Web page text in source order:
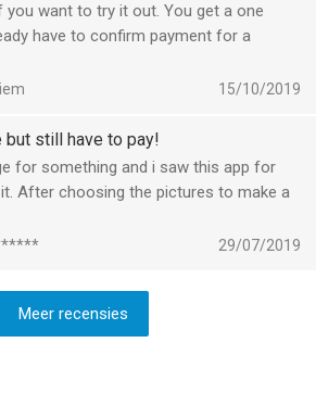
want to try it out. You get a one
have to confirm payment for a
15/10/2019
still have to pay!
for something and i saw this app for
After choosing the pictures to make a
to pay! Ridiculous! 1 week free trial and
week! Don’t false advertise and offer
29/07/2019
Meer recensies